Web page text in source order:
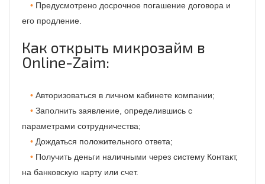
Предусмотрено досрочное погашение договора и
его продление.
Как открыть микрозайм в
Online-Zaim:
Авторизоваться в личном кабинете компании;
Заполнить заявление, определившись с
параметрами сотрудничества;
Дождаться положительного ответа;
Получить деньги наличными через систему Контакт,
на банковскую карту или счет.